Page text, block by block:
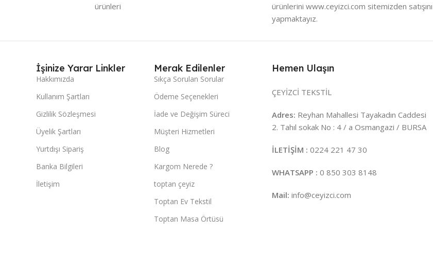
ürünleri
ürünlerini www.ceyizci.com sitemizden satışını
yapmaktayız.
İşinize Yarar Linkler
Hakkımızda
Kullanım Şartları
Gizlilik Sözleşmesi
Üyelik Şartları
Yurtdışı Sipariş
Banka Bilgileri
İletişim
Merak Edilenler
Sıkça Sorulan Sorular
Ödeme Seçenekleri
İade ve Değişim Süreci
Müşteri Hizmetleri
Blog
Kargom Nerede ?
toptan çeyiz
Toptan Ev Tekstil
Toptan Masa Örtüsü
Hemen Ulaşın
ÇEYİZCİ TEKSTİL
Adres: Reyhan Mahallesi Tayakadın Caddesi
2. Tahıl sokak No : 4 / a Osmangazi / BURSA
İLETİŞİM : 0224 221 47 30
WHATSAPP : 0 850 303 8148
Mail: info@ceyizci.com